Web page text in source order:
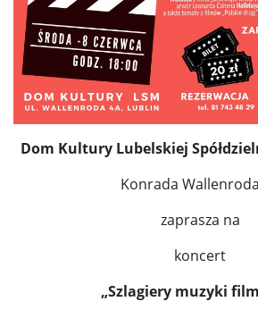
Dom Kultury Lubelskiej
Konrada
zaprasza na
koncert
„Szlagiery muzyki